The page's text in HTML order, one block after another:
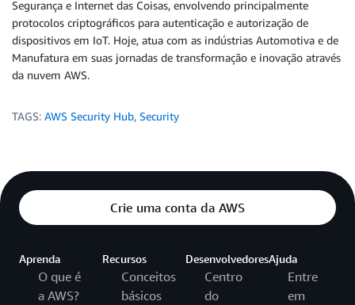
Segurança e Internet das Coisas, envolvendo principalmente
protocolos criptográficos para autenticação e autorização de
dispositivos em IoT. Hoje, atua com as indústrias Automotiva e de
Manufatura em suas jornadas de transformação e inovação através
da nuvem AWS.
TAGS: AWS Security Hub, Security
Crie uma conta da AWS
Aprenda
O que é
a AWS?
Recursos
Conceitos
básicos
Desenvolvedores
Centro
do
Ajuda
Entre
em